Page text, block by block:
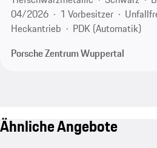
04/2026
1 Vorbesitzer
Heckantrieb
PDK (Automatik)
Porsche Zentrum Wuppertal
Ähnliche Angebote